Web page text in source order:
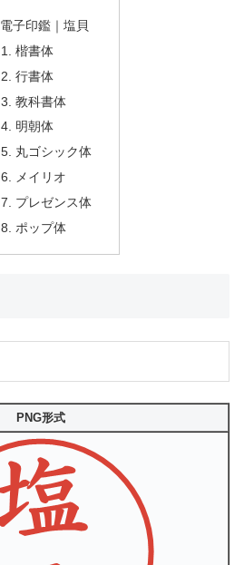
電子印鑑｜塩貝
楷書体
行書体
教科書体
明朝体
丸ゴシック体
メイリオ
プレゼンス体
ポップ体
PNG形式